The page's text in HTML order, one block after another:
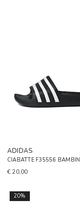
ADIDAS
CIABATTE F35556
€ 20,00
20%